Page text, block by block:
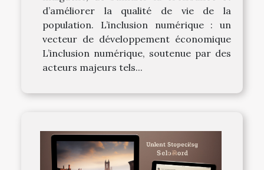
d’améliorer la qualité de vie de la
population. L’inclusion numérique : un
vecteur de développement économique
L’inclusion numérique, soutenue par des
acteurs majeurs tels...